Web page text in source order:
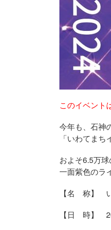
このイベント
今年も、石神
「いわてま
およそ6.5万
一面紫色のラ
【名 称】
【日 時】